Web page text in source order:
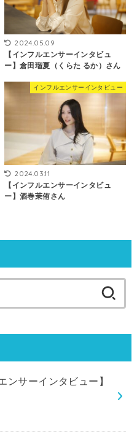
2024.05.09
【インフルエンサーインタビュ
ー】倉田瑠夏（くらた るか）さん
インフルエンサーインタビュー
2024.03.11
【インフルエンサーインタビュ
ー】酒巻茉侑さん
:
ンサーインタビュー】